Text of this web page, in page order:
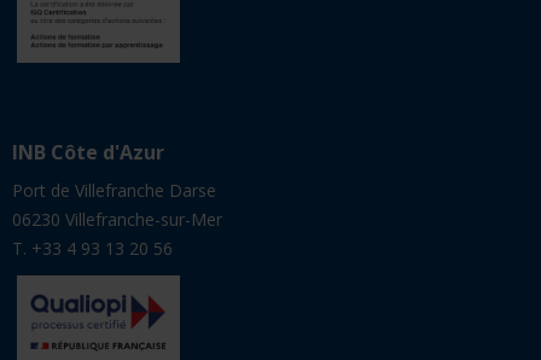
INB Côte d'Azur
Port de Villefranche Darse
06230 Villefranche-sur-Mer
T. +33 4 93 13 20 56